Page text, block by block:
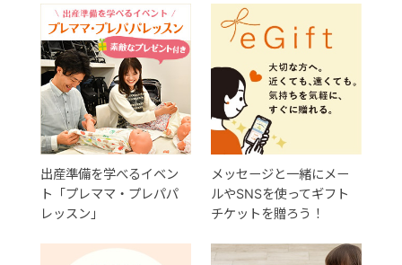
出産準備を学べるイベン
ト「プレママ・プレパパ
レッスン」
メッセージと一緒にメー
ルやSNSを使ってギフト
チケットを贈ろう！